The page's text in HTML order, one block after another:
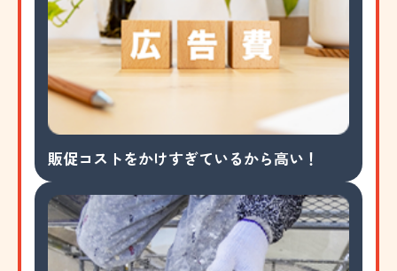
販促コストをかけすぎているから高い！